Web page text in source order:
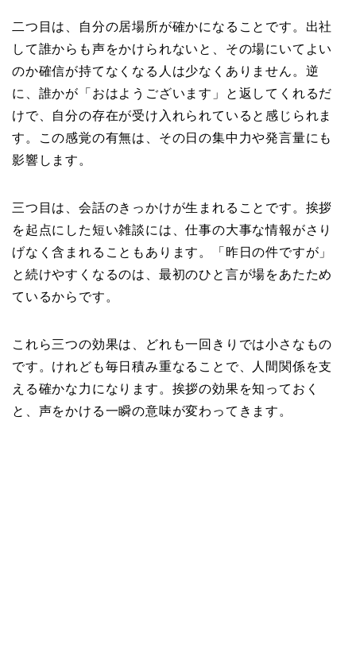
二つ目は、自分の居場所が確かになることです。出社
して誰からも声をかけられないと、その場にいてよい
のか確信が持てなくなる人は少なくありません。逆
に、誰かが「おはようございます」と返してくれるだ
けで、自分の存在が受け入れられていると感じられま
す。この感覚の有無は、その日の集中力や発言量にも
影響します。
三つ目は、会話のきっかけが生まれることです。挨拶
を起点にした短い雑談には、仕事の大事な情報がさり
げなく含まれることもあります。「昨日の件ですが」
と続けやすくなるのは、最初のひと言が場をあたため
ているからです。
これら三つの効果は、どれも一回きりでは小さなもの
です。けれども毎日積み重なることで、人間関係を支
える確かな力になります。挨拶の効果を知っておく
と、声をかける一瞬の意味が変わってきます。